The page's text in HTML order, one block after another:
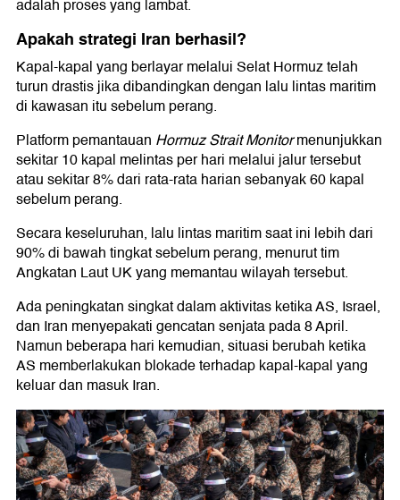
adalah proses yang lambat.
Apakah strategi Iran berhasil?
Kapal-kapal yang berlayar melalui Selat Hormuz telah
turun drastis jika dibandingkan dengan lalu lintas maritim
di kawasan itu sebelum perang.
Platform pemantauan Hormuz Strait Monitormenunjukkan
sekitar 10 kapal melintas per hari melalui jalur tersebut
atau sekitar 8% dari rata-rata harian sebanyak 60 kapal
sebelum perang.
Secara keseluruhan, lalu lintas maritim saat ini lebih dari
90% di bawah tingkat sebelum perang, menurut tim
Angkatan Laut UK yang memantau wilayah tersebut.
Ada peningkatan singkat dalam aktivitas ketika AS, Israel,
dan Iran menyepakati gencatan senjata pada 8 April.
Namun beberapa hari kemudian, situasi berubah ketika
AS memberlakukan blokade terhadap kapal-kapal yang
keluar dan masuk Iran.